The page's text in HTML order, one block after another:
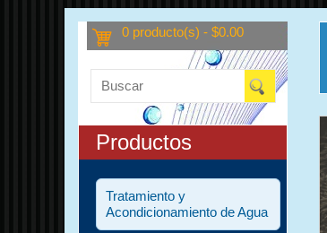
0 producto(s) - $0.00
Productos
Tratamiento y
Acondicionamiento de Agua